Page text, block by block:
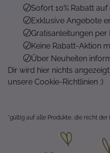
Sofort 10% Rabatt
Exklusive Angebote
Gratisanleitungen
Keine Rabatt-Aktion
Über Neuheiten
Dir wird hier nichts
unsere Cookie-Richtlinien :)
*gültig auf alle Produkte, die nicht